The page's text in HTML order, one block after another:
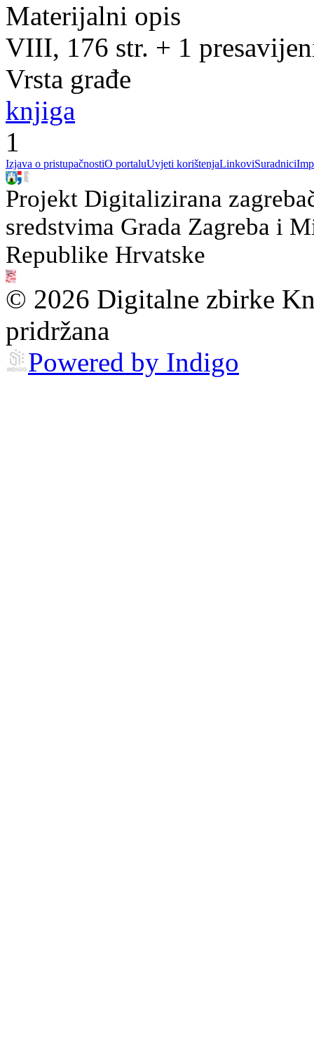
Materijalni opis
VIII, 176 str. + 1
Vrsta građe
knjiga
1
Izjava o pristupačnostiO portaluUvjeti korištenjaLinkoviSuradnici
Projekt Digitalizirana
sredstvima Grada Zagreba i
Republike Hrvatske
© 2026 Digitalne zbirke
pridržana
Powered by Indigo